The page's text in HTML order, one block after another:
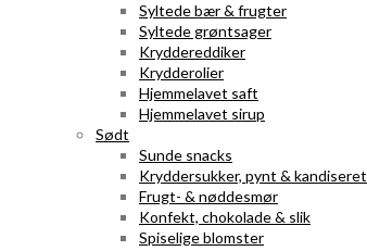
Syltede bær & frugter
Syltede grøntsager
Kryddereddiker
Krydderolier
Hjemmelavet saft
Hjemmelavet sirup
Sødt
Sunde snacks
Kryddersukker, pynt & kandiseret
Frugt- & nøddesmør
Konfekt, chokolade & slik
Spiselige blomster